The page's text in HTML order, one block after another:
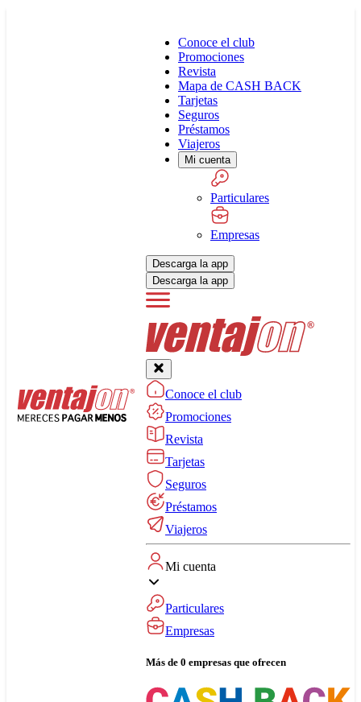
Conoce el club
Promociones
Revista
Mapa de CASH BACK
Tarjetas
Seguros
Préstamos
Viajeros
Mi cuenta
Particulares
Empresas
Descarga la app
Descarga la app
Conoce el club
Promociones
Revista
Tarjetas
Seguros
Préstamos
Viajeros
Mi cuenta
Particulares
Empresas
Más de 0 empresas que ofrecen